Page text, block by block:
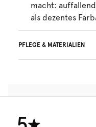
macht:
als dezentes
PFLEGE & MATERIALIEN